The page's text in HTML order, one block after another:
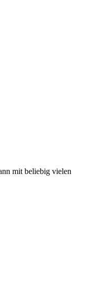
mit beliebig vielen